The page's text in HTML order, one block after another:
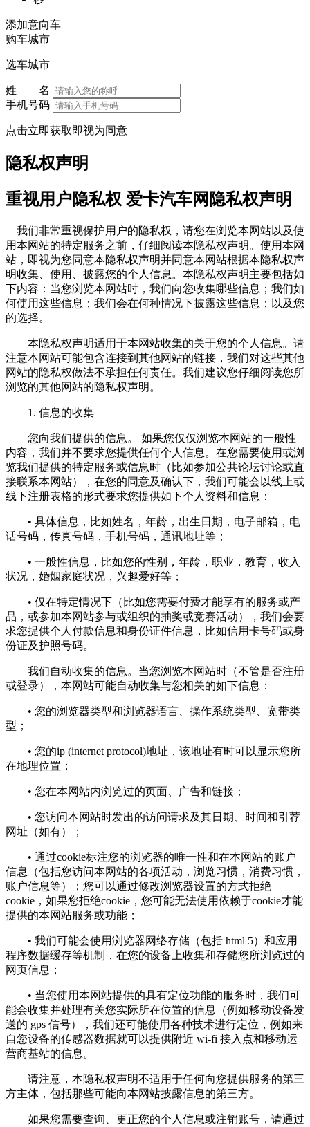
添加意向车
购车城市
选车城市
姓 名
手机号码
点击立即获取即视为同意
隐私权声明
重视用户隐私权 爱卡汽车网隐私权声明
我们非常重视保护用户的隐私权，请您在浏览本网站以及使
用本网站的特定服务之前，仔细阅读本隐私权声明。使用本网
站，即视为您同意本隐私权声明并同意本网站根据本隐私权声
明收集、使用、披露您的个人信息。本隐私权声明主要包括如
下内容：当您浏览本网站时，我们向您收集哪些信息；我们如
何使用这些信息；我们会在何种情况下披露这些信息；以及您
的选择。
本隐私权声明适用于本网站收集的关于您的个人信息。请
注意本网站可能包含连接到其他网站的链接，我们对这些其他
网站的隐私权做法不承担任何责任。我们建议您仔细阅读您所
浏览的其他网站的隐私权声明。
1. 信息的收集
您向我们提供的信息。 如果您仅仅浏览本网站的一般性
内容，我们并不要求您提供任何个人信息。在您需要使用或浏
览我们提供的特定服务或信息时（比如参加公共论坛讨论或直
接联系本网站），在您的同意及确认下，我们可能会以线上或
线下注册表格的形式要求您提供如下个人资料和信息：
• 具体信息，比如姓名，年龄，出生日期，电子邮箱，电
话号码，传真号码，手机号码，通讯地址等；
• 一般性信息，比如您的性别，年龄，职业，教育，收入
状况，婚姻家庭状况，兴趣爱好等；
• 仅在特定情况下（比如您需要付费才能享有的服务或产
品，或参加本网站参与或组织的抽奖或竞赛活动），我们会要
求您提供个人付款信息和身份证件信息，比如信用卡号码或身
份证及护照号码。
我们自动收集的信息。当您浏览本网站时（不管是否注册
或登录），本网站可能自动收集与您相关的如下信息：
• 您的浏览器类型和浏览器语言、操作系统类型、宽带类
型；
• 您的ip (internet protocol)地址，该地址有时可以显示您所
在地理位置；
• 您在本网站内浏览过的页面、广告和链接；
• 您访问本网站时发出的访问请求及其日期、时间和引荐
网址（如有）；
• 通过cookie标注您的浏览器的唯一性和在本网站的账户
信息（包括您访问本网站的各项活动，浏览习惯，消费习惯，
账户信息等）；您可以通过修改浏览器设置的方式拒绝
cookie，如果您拒绝cookie，您可能无法使用依赖于cookie才能
提供的本网站服务或功能；
• 我们可能会使用浏览器网络存储（包括 html 5）和应用
程序数据缓存等机制，在您的设备上收集和存储您所浏览过的
网页信息；
• 当您使用本网站提供的具有定位功能的服务时，我们可
能会收集并处理有关您实际所在位置的信息（例如移动设备发
送的 gps 信号），我们还可能使用各种技术进行定位，例如来
自您设备的传感器数据就可以提供附近 wi-fi 接入点和移动运
营商基站的信息。
请注意，本隐私权声明不适用于任何向您提供服务的第三
方主体，包括那些可能向本网站披露信息的第三方。
如果您需要查询、更正您的个人信息或注销账号，请通过